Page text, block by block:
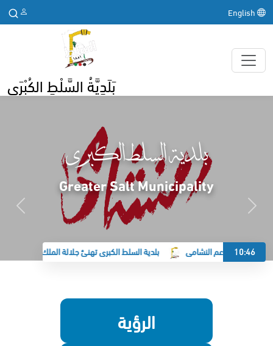
بَلَدِيَّةُ السَّلْطِ الكُبْرَى
بلدية السلط الكبرى
Greater Salt Municipality
10:46
تدعم النشامى بلدية السلط الكبرى تهنئ جلالة الملك وولي العهد
الرؤية